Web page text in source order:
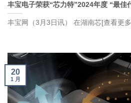
丰宝电子荣获“芯力特”2024年度 “最佳
丰宝网（3月3日讯） 在湖南芯[查看更
20
1 月